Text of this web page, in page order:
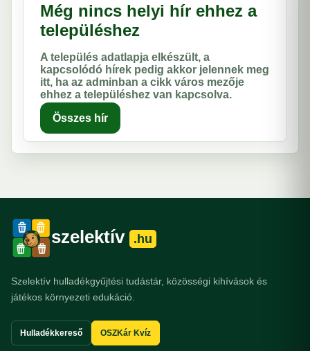
Még nincs helyi hír ehhez a
településhez
A település adatlapja elkészült, a
kapcsolódó hírek pedig akkor jelennek meg
itt, ha az adminban a cikk város mezője
ehhez a településhez van kapcsolva.
Összes hír
szelektív .hu
Szelektív hulladékgyűjtési tudástár, közösségi kihívások és
játékos környezeti edukáció.
Hulladékkereső OSZKár Kvíz